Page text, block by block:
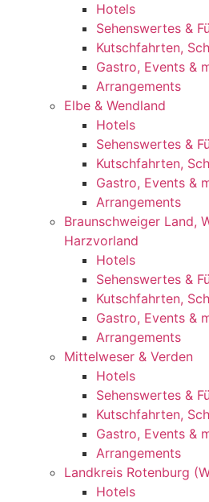
Hotels
Sehenswertes &
Kutschfahrten,
Gastro, Events &
Arrangements
Elbe & Wendland
Hotels
Sehenswertes &
Kutschfahrten,
Gastro, Events &
Arrangements
Braunschweiger Land,
Harzvorland
Hotels
Sehenswertes &
Kutschfahrten,
Gastro, Events &
Arrangements
Mittelweser & Verden
Hotels
Sehenswertes &
Kutschfahrten,
Gastro, Events &
Arrangements
Landkreis Rotenburg
Hotels